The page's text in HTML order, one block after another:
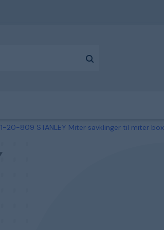
1-20-809 STANLEY Miter savklinger til miter box